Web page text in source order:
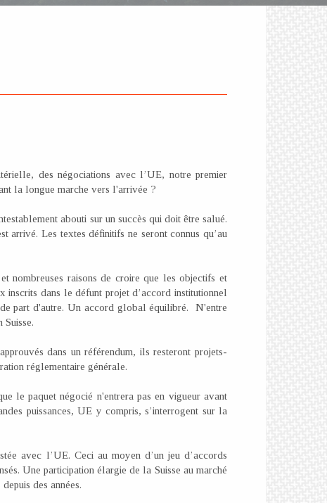
des négociations avec l’UE, notre premier
la longue marche vers l'arrivée ?
abouti sur un succès qui doit être salué.
Les textes définitifs ne seront connus qu’au
nombreuses raisons de croire que les objectifs et
dans le défunt projet d’accord institutionnel
part d'autre. Un accord global équilibré. N'entre
dans un référendum, ils resteront projets-
réglementaire générale.
le paquet négocié n'entrera pas en vigueur avant
puissances, UE y compris, s’interrogent sur la
avec l’UE. Ceci au moyen d’un jeu d’accords
Une participation élargie de la Suisse au marché
des années.